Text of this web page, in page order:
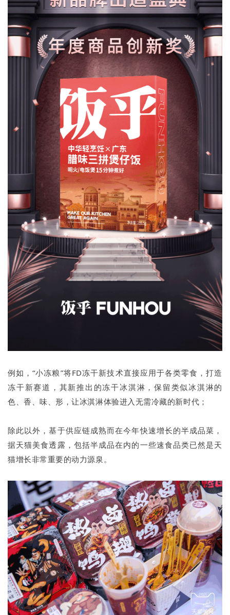
例如，“小冻粮”将FD冻干新技术直接应用于各类零食，打造
冻干新赛道，其新推出的冻干冰淇淋，保留类似冰淇淋的
色、香、味、形，让冰淇淋体验进入无需冷藏的新时代；
除此以外，基于供应链成熟而在今年快速增长的半成品菜，
据天猫美食透露，包括半成品在内的一些速食品类已然是天
猫增长非常重要的动力源泉。